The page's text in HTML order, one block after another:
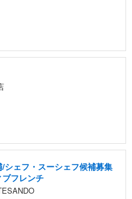
シェフ・スーシェフ候補募集
フレンチ